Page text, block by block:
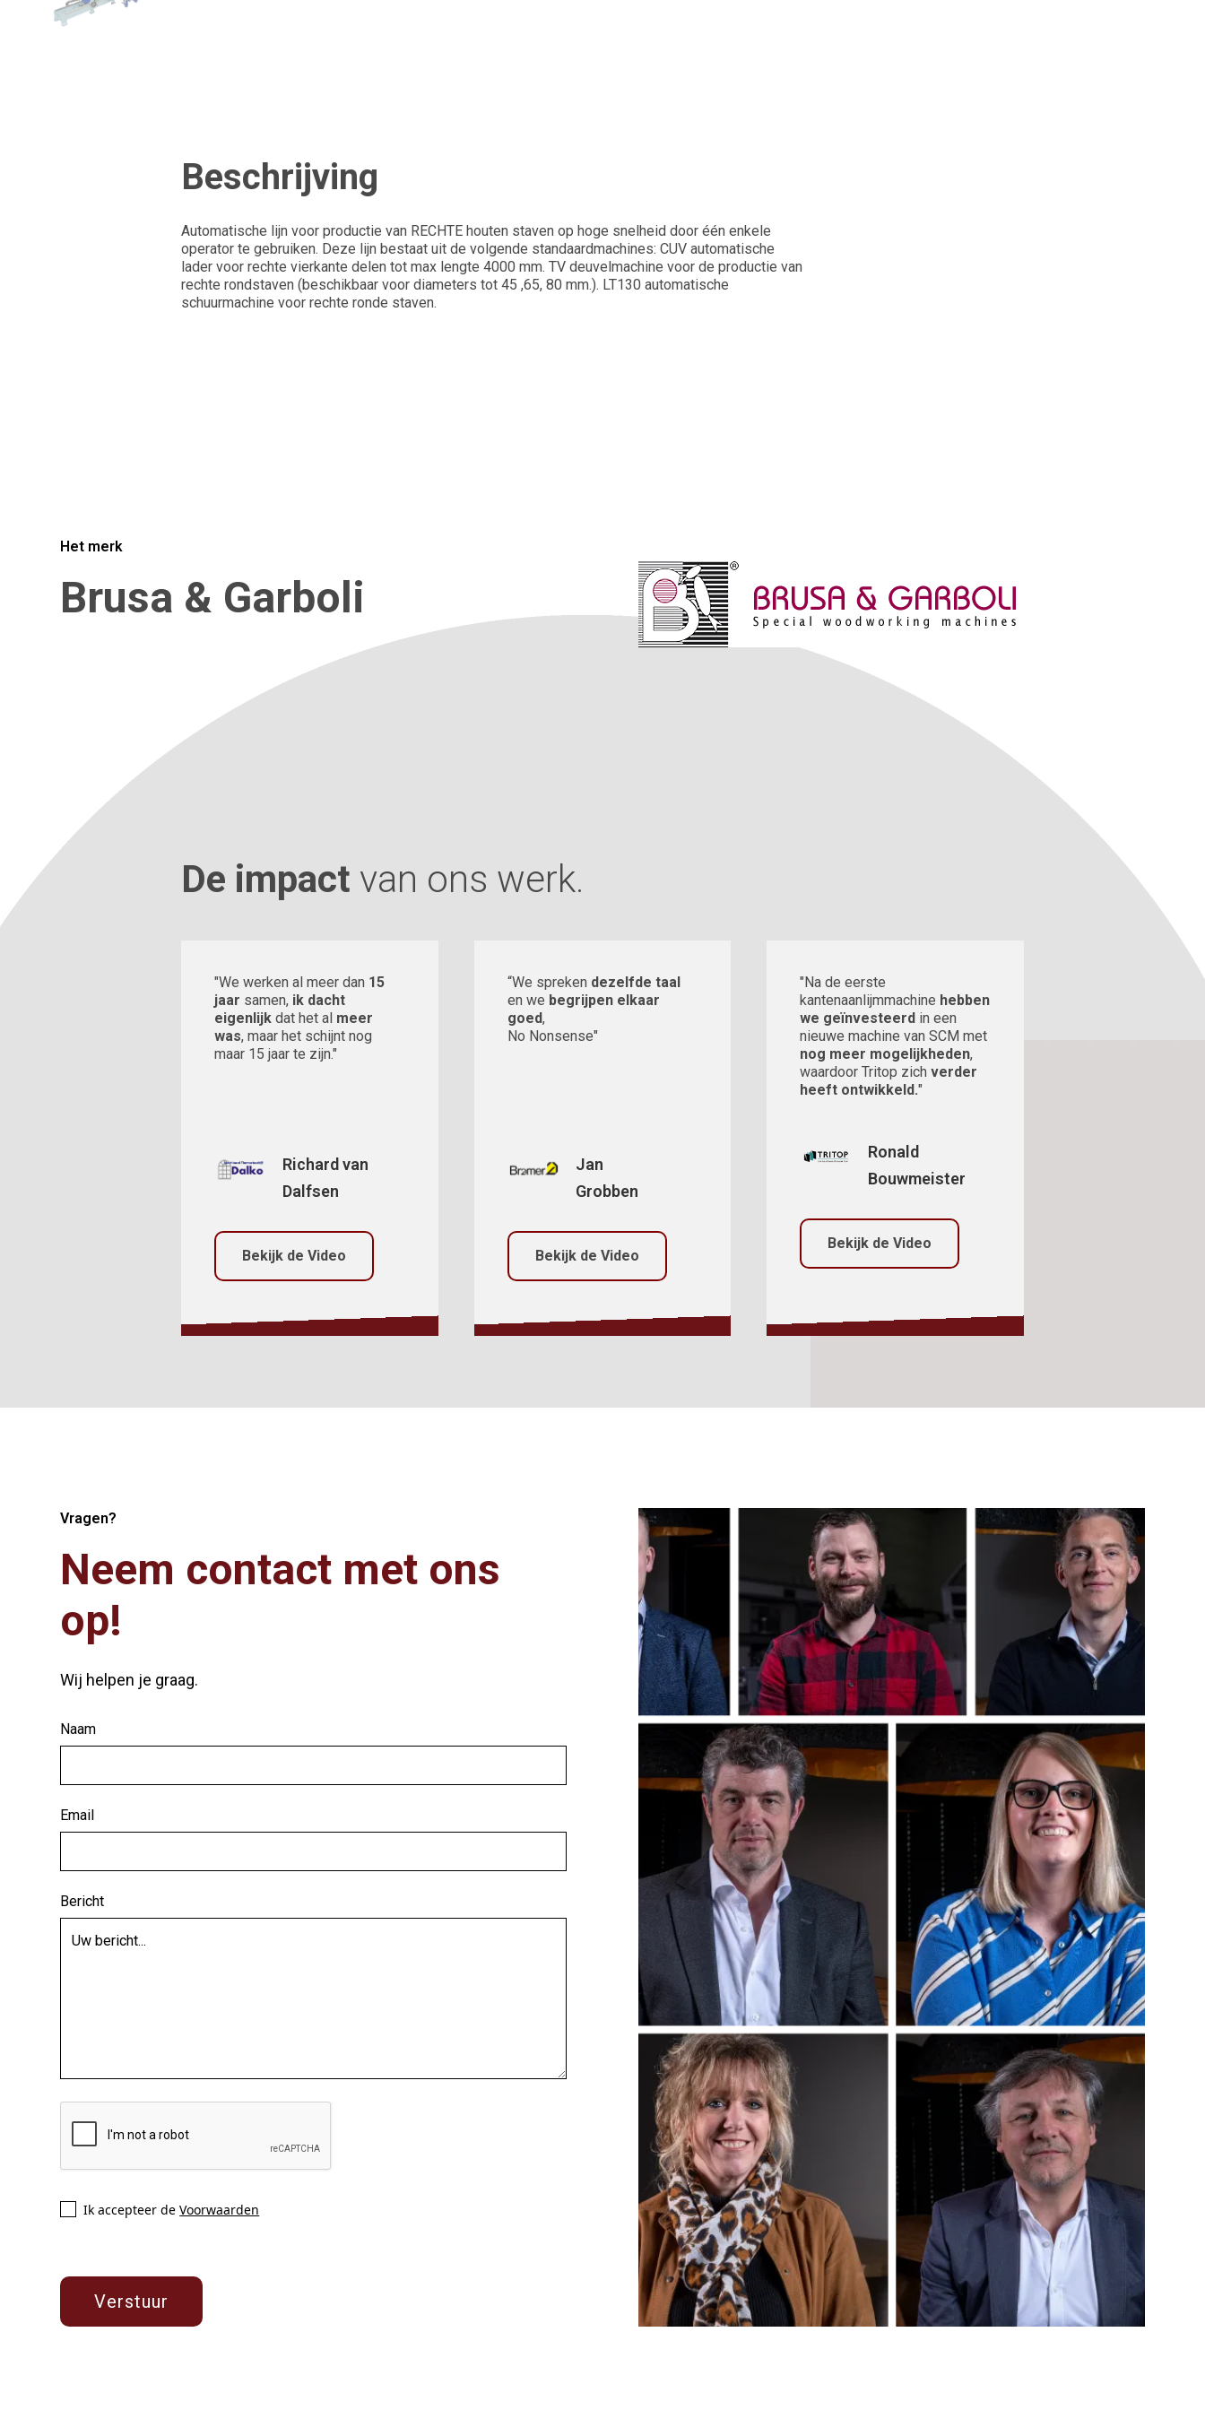
Beschrijving
Automatische lijn voor productie van RECHTE houten staven op hoge snelheid door één enkele
operator te gebruiken. Deze lijn bestaat uit de volgende standaardmachines: CUV automatische
lader voor rechte vierkante delen tot max lengte 4000 mm. TV deuvelmachine voor de productie van
rechte rondstaven (beschikbaar voor diameters tot 45 ,65, 80 mm.). LT130 automatische
schuurmachine voor rechte ronde staven.
Het merk
Brusa & Garboli
De impact van ons werk.
"We werken al meer dan 15
jaar samen, ik dacht
eigenlijk dat het al meer
was, maar het schijnt nog
maar 15 jaar te zijn."
Richard van
Dalfsen
Bekijk de Video
“We spreken dezelfde taal
en we begrijpen elkaar
goed,
No Nonsense"
Jan
Grobben
Bekijk de Video
"Na de eerste
kantenaanlijmmachine hebben
we geïnvesteerd in een
nieuwe machine van SCM met
nog meer mogelijkheden,
waardoor Tritop zichverder
heeft ontwikkeld."
Ronald
Bouwmeister
Bekijk de Video
Vragen?
Neem contact met ons
op!
Wij helpen je graag.
Naam
Email
Bericht
Ik accepteer deVoorwaarden